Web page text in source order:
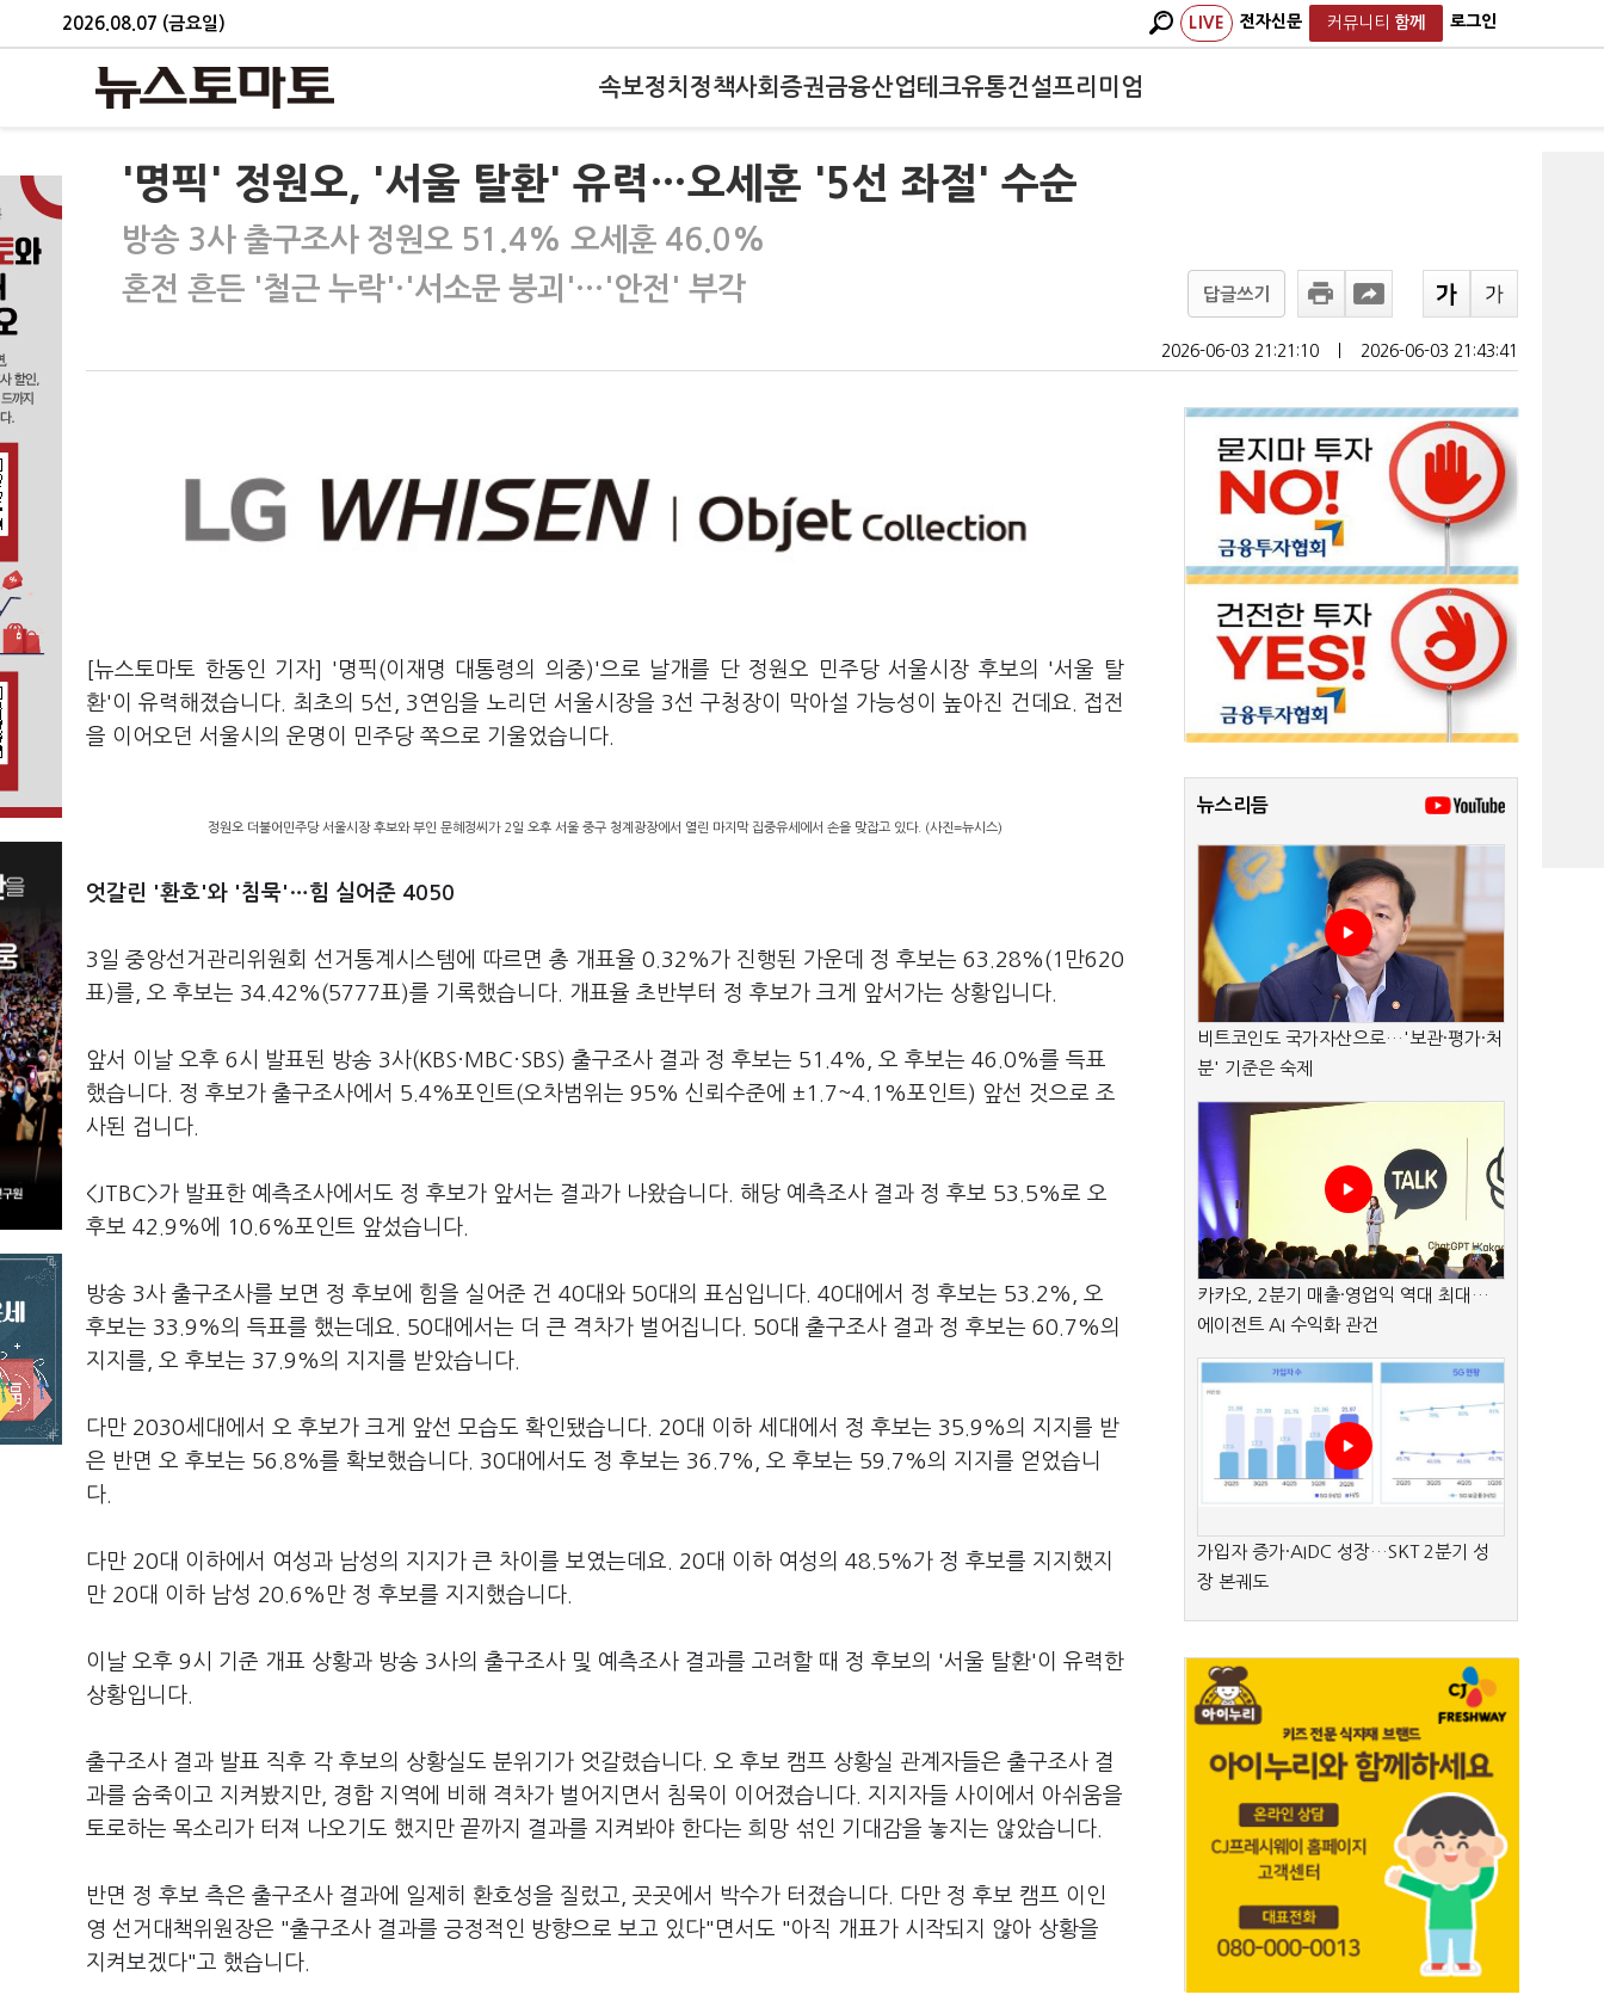
2026.08.07 (금요일) LIVE 전자신문 커뮤니티 함께 로그인
속보정치 정책사회 증권금융산업테크유통건설프리미엄
'명픽' 정원오, '서울 탈환' 유력…오세훈 '5선 좌절' 수순
방송 3사 출구조사 정원오 51.4% 오세훈 46.0%
혼전 흔든 '철근 누락'·'서소문 붕괴'…'안전' 부각
답글쓰기
2026-06-03 21:21:10 2026-06-03 21:43:41
[뉴스토마토 한동인 기자] '명픽(이재명 대통령의 의중)'으로 날개를 단 정원오 민주당 서울시장 후보의 '서울 탈
환'이 유력해졌습니다. 최초의 5선, 3연임을 노리던 서울시장을 3선 구청장이 막아설 가능성이 높아진 건데요. 접전
을 이어오던 서울시의 운명이 민주당 쪽으로 기울었습니다.
정원오 더불어민주당 서울시장 후보와 부인 문혜정씨가 2일 오후 서울 중구 청계광장에서 열린 마지막 집중유세에서 손을 맞잡고 있다. (사진=뉴시스)
엇갈린 '환호'와 '침묵'…힘 실어준 4050
3일 중앙선거관리위원회 선거통계시스템에 따르면 총 개표율 0.32%가 진행된 가운데 정 후보는 63.28%(1만620
표)를, 오 후보는 34.42%(5777표)를 기록했습니다. 개표율 초반부터 정 후보가 크게 앞서가는 상황입니다.
앞서 이날 오후 6시 발표된 방송 3사(KBS·MBC·SBS) 출구조사 결과 정 후보는 51.4%, 오 후보는 46.0%를 득표
했습니다. 정 후보가 출구조사에서 5.4%포인트(오차범위는 95% 신뢰수준에 ±1.7~4.1%포인트) 앞선 것으로 조
사된 겁니다.
<JTBC>가 발표한 예측조사에서도 정 후보가 앞서는 결과가 나왔습니다. 해당 예측조사 결과 정 후보 53.5%로 오
후보 42.9%에 10.6%포인트 앞섰습니다.
방송 3사 출구조사를 보면 정 후보에 힘을 실어준 건 40대와 50대의 표심입니다. 40대에서 정 후보는 53.2%, 오
후보는 33.9%의 득표를 했는데요. 50대에서는 더 큰 격차가 벌어집니다. 50대 출구조사 결과 정 후보는 60.7%의
지지를, 오 후보는 37.9%의 지지를 받았습니다.
다만 2030세대에서 오 후보가 크게 앞선 모습도 확인됐습니다. 20대 이하 세대에서 정 후보는 35.9%의 지지를 받
은 반면 오 후보는 56.8%를 확보했습니다. 30대에서도 정 후보는 36.7%, 오 후보는 59.7%의 지지를 얻었습니
다.
다만 20대 이하에서 여성과 남성의 지지가 큰 차이를 보였는데요. 20대 이하 여성의 48.5%가 정 후보를 지지했지
만 20대 이하 남성 20.6%만 정 후보를 지지했습니다.
이날 오후 9시 기준 개표 상황과 방송 3사의 출구조사 및 예측조사 결과를 고려할 때 정 후보의 '서울 탈환'이 유력한
상황입니다.
출구조사 결과 발표 직후 각 후보의 상황실도 분위기가 엇갈렸습니다. 오 후보 캠프 상황실 관계자들은 출구조사 결
과를 숨죽이고 지켜봤지만, 경합 지역에 비해 격차가 벌어지면서 침묵이 이어졌습니다. 지지자들 사이에서 아쉬움을
토로하는 목소리가 터져 나오기도 했지만 끝까지 결과를 지켜봐야 한다는 희망 섞인 기대감을 놓지는 않았습니다.
반면 정 후보 측은 출구조사 결과에 일제히 환호성을 질렀고, 곳곳에서 박수가 터졌습니다. 다만 정 후보 캠프 이인
영 선거대책위원장은 "출구조사 결과를 긍정적인 방향으로 보고 있다"면서도 "아직 개표가 시작되지 않아 상황을
지켜보겠다"고 했습니다.
뉴스리듬
비트코인도 국가자산으로…'보관·평가·처
분' 기준은 숙제
카카오, 2분기 매출·영업익 역대 최대…
에이전트 AI 수익화 관건
가입자 증가·AIDC 성장…SKT 2분기 성
장 본궤도